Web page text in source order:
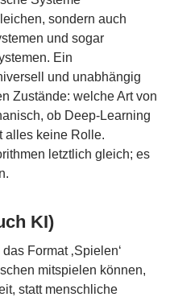
sondern auch
und sogar
Ein
und unabhängig
Zustände: welche Art von
ob Deep-Learning
alles keine Rolle.
letztlich gleich; es
KI)
Format ‚Spielen‘
mitspielen können,
statt menschliche